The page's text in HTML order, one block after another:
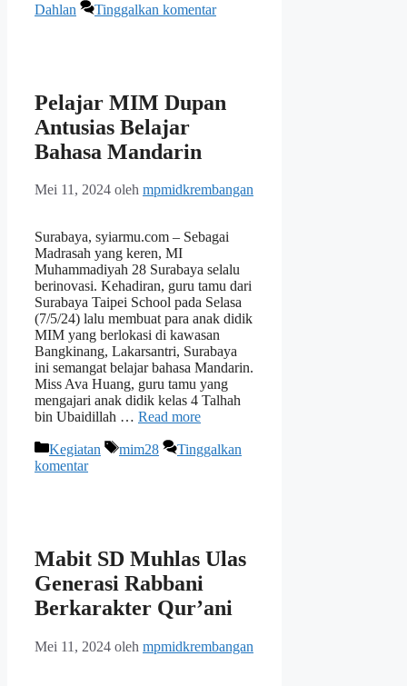
Dahlan
Tinggalkan komentar
Pelajar MIM Dupan
Antusias Belajar
Bahasa Mandarin
Mei 11, 2024 oleh mpmidkrembangan
Surabaya, syiarmu.com – Sebagai
Madrasah yang keren, MI
Muhammadiyah 28 Surabaya selalu
berinovasi. Kehadiran, guru tamu dari
Surabaya Taipei School pada Selasa
(7/5/24) lalu membuat para anak didik
MIM yang berlokasi di kawasan
Bangkinang, Lakarsantri, Surabaya
ini semangat belajar bahasa Mandarin.
Miss Ava Huang, guru tamu yang
mengajari anak didik kelas 4 Talhah
bin Ubaidillah … Read more
Kategori
Kegiatan Tag
mim28
Tinggalkan
komentar
Mabit SD Muhlas Ulas
Generasi Rabbani
Berkarakter Qur’ani
Mei 11, 2024 oleh mpmidkrembangan